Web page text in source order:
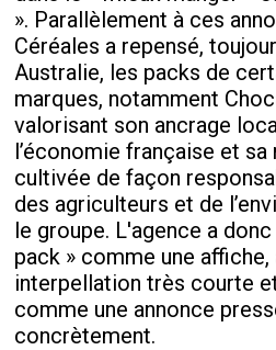
». Parallèlement à ces
Céréales a repensé,
Australie, les packs de
marques, notamment
valorisant son ancrage
l’économie française et
cultivée de façon
des agriculteurs et de
le groupe. L'agence a
pack » comme une affiche,
interpellation très courte
comme une annonce
concrètement.